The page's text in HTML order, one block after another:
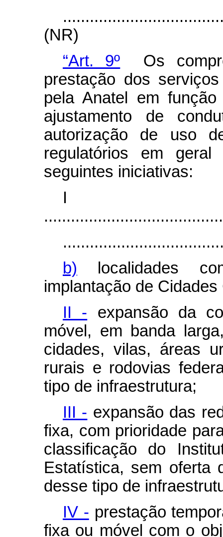
(NR)
“Art. 9º Os
prestação dos
pela Anatel em
ajustamento de
autorização de uso
regulatórios em
seguintes iniciativas:
I
b) localidades
implantação de
II - expansão da
móvel, em banda
cidades, vilas, áreas
rurais e rodovias
tipo de infraestrutura;
III - expansão das
fixa, com prioridade
classificação do
Estatística, sem oferta
desse tipo de
IV - prestação
fixa ou móvel com o